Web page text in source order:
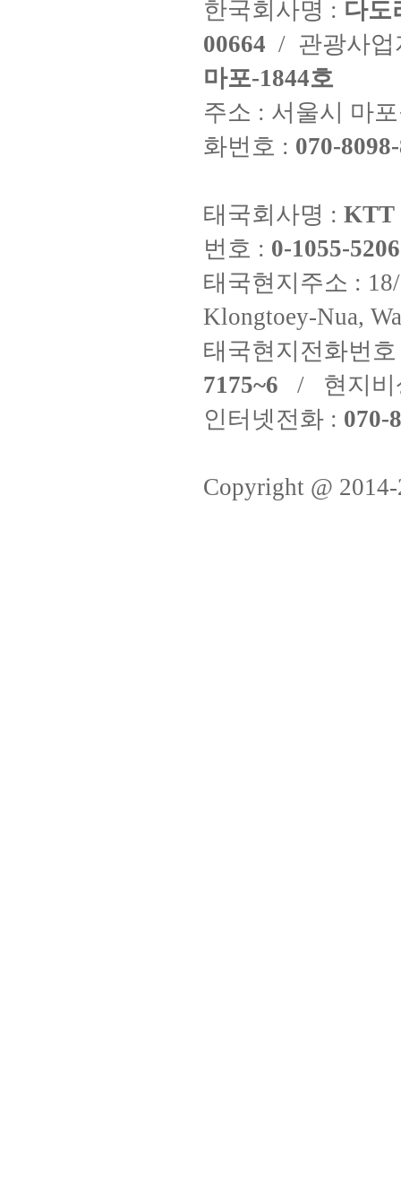
한국회사명 : 다도
00664 / 관광사
마포-1844호
주소 : 서울시 마
화번호 : 070-
태국회사명 : KTT
번호 : 0-1055-
태국현지주소 :
Klongtoey-Nua,
태국현지전화번
7175~6 / 현지비
인터넷전화 : 070-
Copyright @